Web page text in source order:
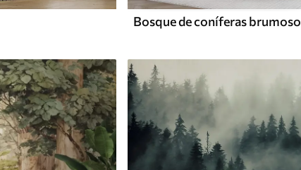
Bosque de coníferas brumoso